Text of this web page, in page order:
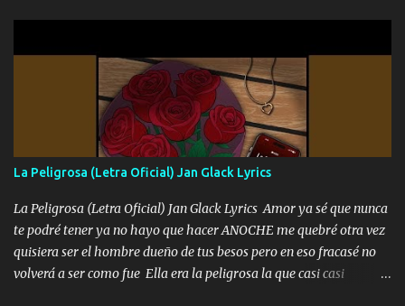
quiso, él tiempo sigue pasando y nunca te olvidaremos, aquí
seguiré esperando hasta volvernos a vernos El recuerdo que yo
tengo de mi mente no se va, en mi corazón me llevo lo mismo que
tu papá, a veces me pongo triste porque no puedo mirarte, mas se
que tu me escuchas porque tu eres mi gran ángel, El desespero me
llega para reunirme contigo, tu iluminas mi sendero por siempre
serás mi niño, del amor que yo te tengo es co...
La Peligrosa (Letra Oficial) Jan Glack Lyrics
La Peligrosa (Letra Oficial) Jan Glack Lyrics Amor ya sé que nunca
te podré tener ya no hayo que hacer ANOCHE me quebré otra vez
quisiera ser el hombre dueño de tus besos pero en eso fracasé no
volverá a ser como fue Ella era la peligrosa la que casi casi